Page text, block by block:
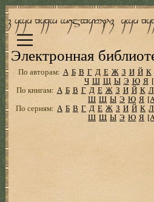
Электронная
По авторам: А Б В Г Д Е Ж З И Й К
Ч Ш Щ Ы Э Ю Я
По книгам: А Б В Г Д Е Ж З И Й К Л
Ш Щ Ы Э Ю Я
По сериям: А Б В Г Д Е Ж З И Й К Л
Ш Щ Ы Э Ю Я